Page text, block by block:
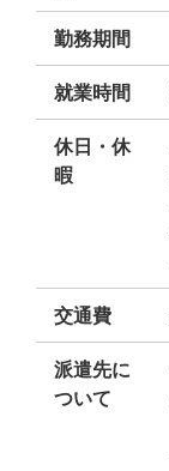
勤務期間
就業時間
休日・休
暇
交通費
派遣先に
ついて